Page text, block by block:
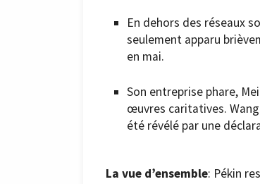
En dehors des réseaux
seulement apparu
en mai.
Son entreprise phare,
œuvres caritatives. Wang
été révélé par une
La vue d’ensemble: Pékin